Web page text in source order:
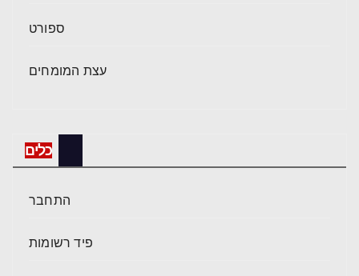
ספורט
עצת המומחים
כלים
התחבר
פיד רשומות